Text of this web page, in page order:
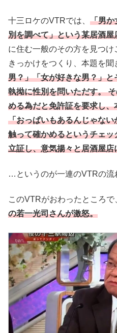
十三ロケのVTRでは、 「男か
別を調べて」という某居酒屋
に住む一般のその方を見つ
きっかけをつくり、本題を聞
男？」「女が好きな男？」
執拗に性別を問いただす。
める為だと免許証を要求し
「おっぱいもあるんじゃな
触って確かめるというチェ
立証し、意気揚々と居酒屋
…というのが一連のVTRの流
このVTRがおわったところで
の若一光司さんが激怒。